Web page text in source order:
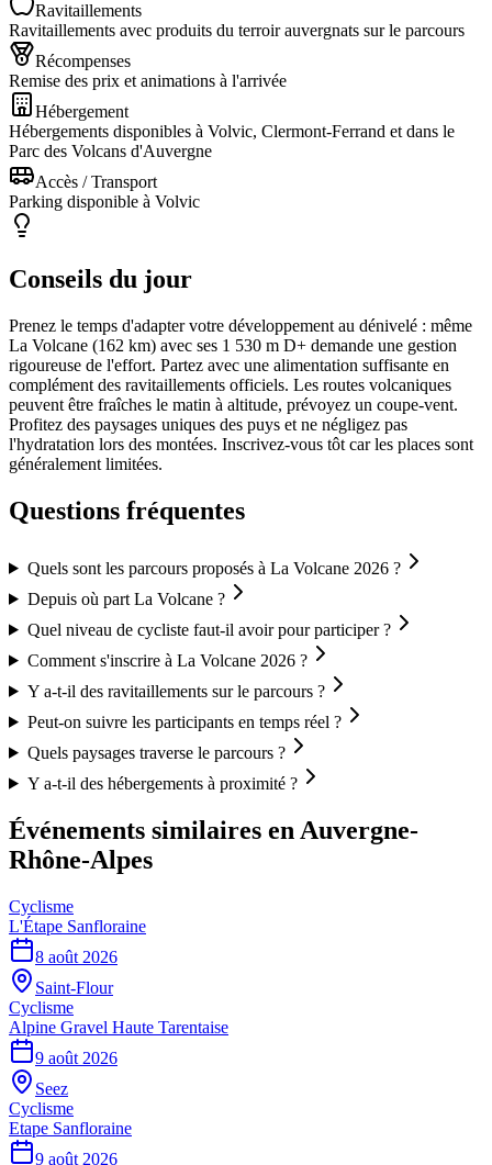
Ravitaillements
Ravitaillements avec produits du terroir auvergnats sur le parcours
Récompenses
Remise des prix et animations à l'arrivée
Hébergement
Hébergements disponibles à Volvic, Clermont-Ferrand et dans le
Parc des Volcans d'Auvergne
Accès / Transport
Parking disponible à Volvic
Conseils du jour
Prenez le temps d'adapter votre développement au dénivelé : même
La Volcane (162 km) avec ses 1 530 m D+ demande une gestion
rigoureuse de l'effort. Partez avec une alimentation suffisante en
complément des ravitaillements officiels. Les routes volcaniques
peuvent être fraîches le matin à altitude, prévoyez un coupe-vent.
Profitez des paysages uniques des puys et ne négligez pas
l'hydratation lors des montées. Inscrivez-vous tôt car les places sont
généralement limitées.
Questions fréquentes
Quels sont les parcours proposés à La Volcane 2026 ?
Depuis où part La Volcane ?
Quel niveau de cycliste faut-il avoir pour participer ?
Comment s'inscrire à La Volcane 2026 ?
Y a-t-il des ravitaillements sur le parcours ?
Peut-on suivre les participants en temps réel ?
Quels paysages traverse le parcours ?
Y a-t-il des hébergements à proximité ?
Événements similaires en Auvergne-
Rhône-Alpes
Cyclisme
L'Étape Sanfloraine
8 août 2026
Saint-Flour
Cyclisme
Alpine Gravel Haute Tarentaise
9 août 2026
Seez
Cyclisme
Etape Sanfloraine
9 août 2026